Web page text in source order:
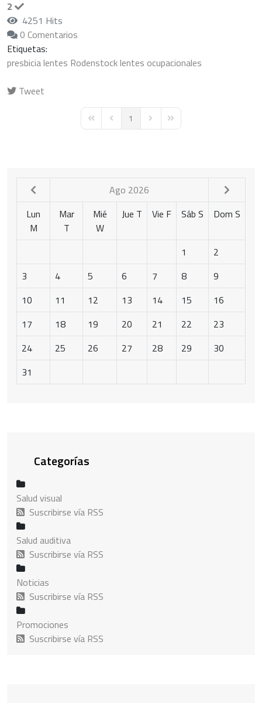
2
4251 Hits
0 Comentarios
Etiquetas:
presbicialentes Rodenstocklentes ocupacionales
Tweet
First PagePrevious Page
1 Next PageLast Page
Ago 2026
Lun
M
Mar
T
Mié
W
Jue T Vie F Sáb S Dom S
1
2
3
4 5 6 7 8
9
10
11 12 13 14 15
16
17
18 19 20 21 22
23
24
25 26 27 28 29
30
31
Categorías
Salud visual
Suscribirse vía RSS
Salud auditiva
Suscribirse vía RSS
Noticias
Suscribirse vía RSS
Promociones
Suscribirse vía RSS